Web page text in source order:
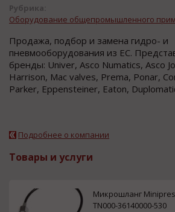
Рубрика:
Оборудование общепромышленного
Продажа, подбор и замена гидро- и
пневмооборудования из ЕС.
бренды: Univer, Asco Numatics, Asco
Harrison, Mac valves, Prema, Ponar,
Parker, Eppensteiner, Eaton,
Подробнее о компании
Товары и услуги
Микрошланг
TN000-36140000-530